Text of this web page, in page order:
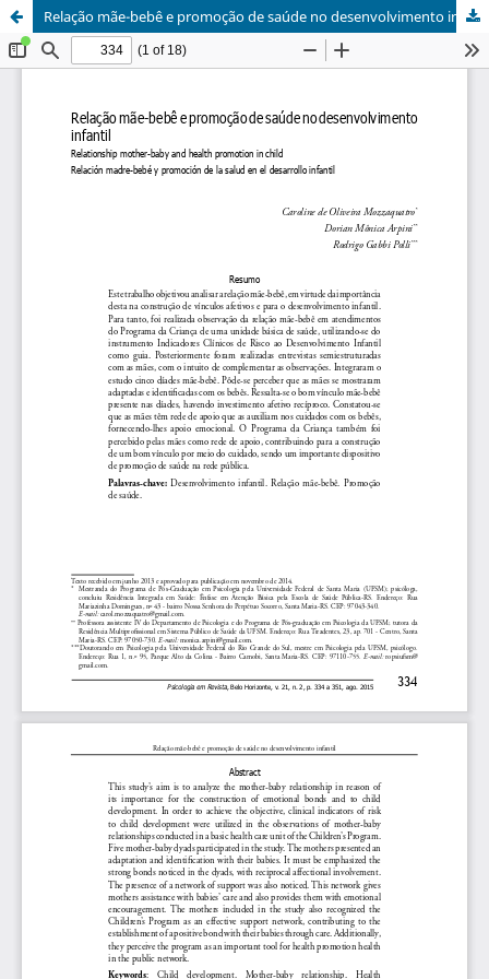
Relação mãe-bebê e promoção de saúde no desenvolvimento infantil